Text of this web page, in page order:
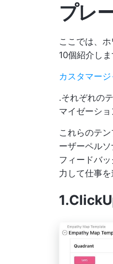
プレ
ここでは、
10個紹介しま
カスタマー
.それぞれの
マイゼーショ
これらのテ
ーザーペル
フィードバ
力して仕事